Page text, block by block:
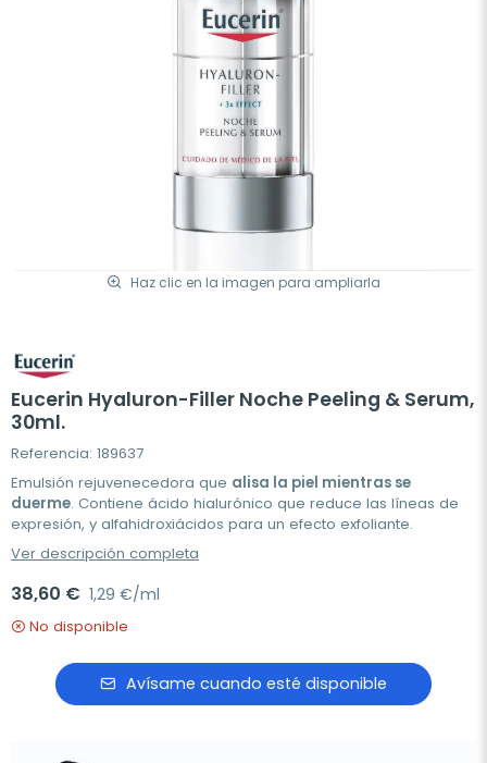
Haz clic en la imagen para ampliarla
Eucerin Hyaluron-Filler Noche Peeling & Serum,
30ml.
Referencia: 189637
Emulsión rejuvenecedora que alisa la piel mientras se
duerme. Contiene ácido hialurónico que reduce las líneas de
expresión, y alfahidroxiácidos para un efecto exfoliante.
Ver descripción completa
38,60 € 1,29 €/ml
No disponible
Avísame cuando esté disponible